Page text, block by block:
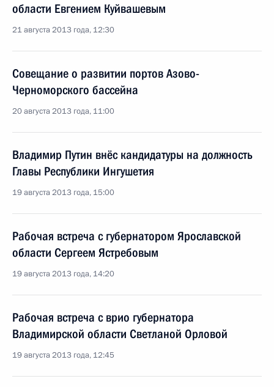
области Евгением Куйвашевым
21 августа 2013 года, 12:30
Совещание о развитии портов Азово-
Черноморского бассейна
20 августа 2013 года, 11:00
Владимир Путин внёс кандидатуры на должность
Главы Республики Ингушетия
19 августа 2013 года, 15:00
Рабочая встреча с губернатором Ярославской
области Сергеем Ястребовым
19 августа 2013 года, 14:20
Рабочая встреча с врио губернатора
Владимирской области Светланой Орловой
19 августа 2013 года, 12:45